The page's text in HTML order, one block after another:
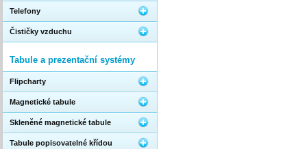
Telefony
Čističky vzduchu
Tabule a prezentační systémy
Flipcharty
Magnetické tabule
Skleněné magnetické tabule
Tabule popisovatelné křídou